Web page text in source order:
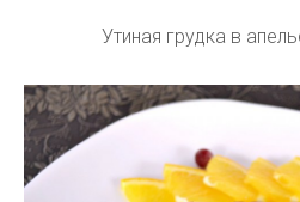
Утиная грудка в